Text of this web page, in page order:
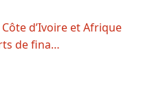
d’Ivoire et Afrique
de fina…